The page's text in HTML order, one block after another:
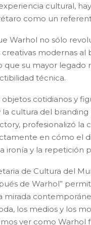
cultural,
como un
Warhol no sólo
creativas modernas
que su mayor legado
técnica.
cotidianos y
cultura del
profesionalizó
en cómo el
ironía y la repetición
de Cultura del
de Warhol”
mirada
los medios y los
ver como Warhol